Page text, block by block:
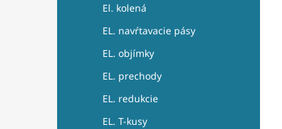
El. kolená
EL. navŕtavacie pásy
EL. objímky
EL. prechody
EL. redukcie
EL. T-kusy